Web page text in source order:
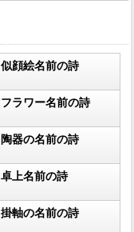
似顔絵名前の詩
フラワー名前の詩
陶器の名前の詩
卓上名前の詩
掛軸の名前の詩